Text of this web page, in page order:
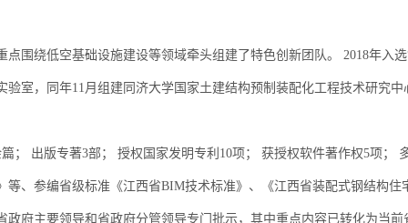
围绕低空基础设施建设等领域牵头组建了特色创新团队。 2018年入
验室，同年11月组建同济大学国家土建结构预制装配化工程技术研究
； 出版专著3部； 授权国家发明专利10项； 获授权软件著作权5项
、参编省级标准《江西省BIM技术标准》、《江西省装配式钢结构
府主要领导和省政府分管领导专门批示，其中重点内容已转化为当